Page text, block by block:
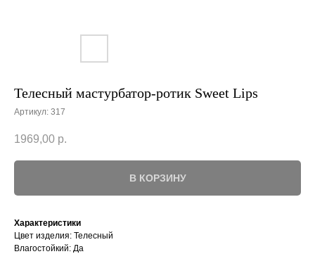
Телесный мастурбатор-ротик Sweet Lips
Артикул: 317
1969,00 р.
В КОРЗИНУ
Характеристики
Цвет изделия: Телесный
Влагостойкий: Да